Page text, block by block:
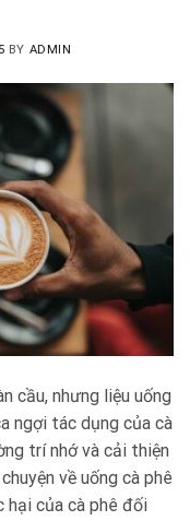
BY ADMIN
cầu, nhưng liệu uống
ngợi tác dụng của cà
trí nhớ và cải thiện
về uống cà phê
hại của cà phê đối